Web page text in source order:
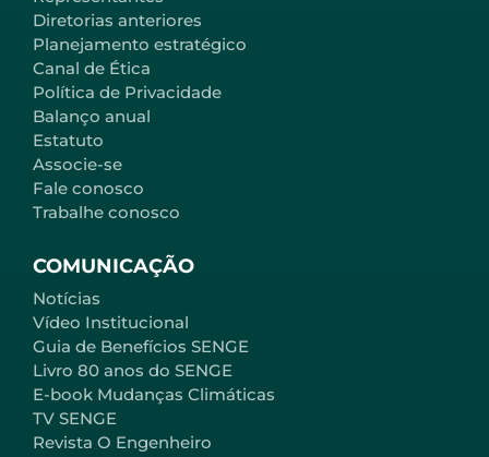
Diretorias anteriores
Planejamento estratégico
Canal de Ética
Política de Privacidade
Balanço anual
Estatuto
Associe-se
Fale conosco
Trabalhe conosco
COMUNICAÇÃO
Notícias
Vídeo Institucional
Guia de Benefícios SENGE
Livro 80 anos do SENGE
E-book Mudanças Climáticas
TV SENGE
Revista O Engenheiro